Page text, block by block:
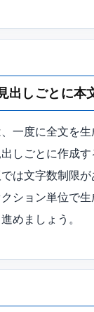
出しごとに本
一度に全文を
出しごとに作成す
は文字数制限
ション単位で
めましょう。